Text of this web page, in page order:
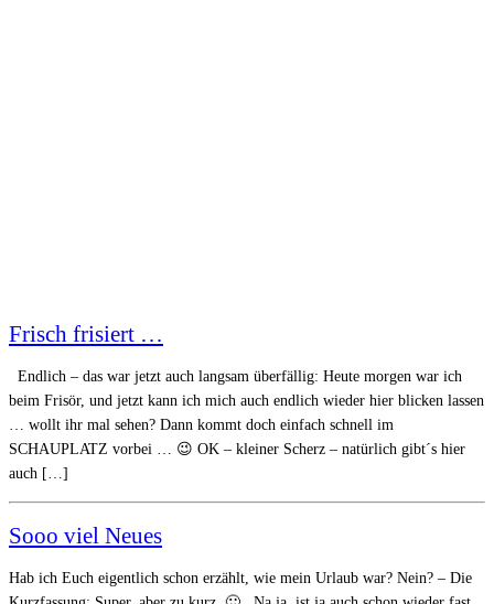
Frisch frisiert …
Endlich – das war jetzt auch langsam überfällig: Heute morgen war ich
beim Frisör, und jetzt kann ich mich auch endlich wieder hier blicken lassen
… wollt ihr mal sehen? Dann kommt doch einfach schnell im
SCHAUPLATZ vorbei … 😉 OK – kleiner Scherz – natürlich gibt´s hier
auch […]
Sooo viel Neues
Hab ich Euch eigentlich schon erzählt, wie mein Urlaub war? Nein? – Die